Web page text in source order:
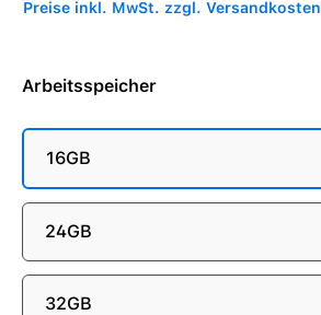
Preise inkl. MwSt. zzgl. Versandkosten
Arbeitsspeicher
16GB
24GB
32GB